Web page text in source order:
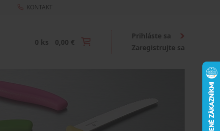
KONTAKT
0 ks 0,00 €
Prihláste sa
Zaregistrujte sa